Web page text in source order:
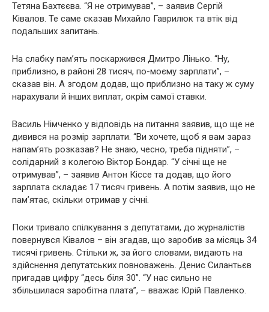
Тетяна Бахтєєва. “Я не отримував”, – заявив Сергій
Ківалов. Те саме сказав Михайло Гаврилюк та втік від
подальших запитань.
На слабку пам’ять поскаржився Дмитро Лінько. “Ну,
приблизно, в районі 28 тисяч, по-моєму зарплати”, –
сказав він. А згодом додав, що приблизно на таку ж суму
нарахували й інших виплат, окрім самої ставки.
Василь Німченко у відповідь на питання заявив, що ще не
дивився на розмір зарплати. “Ви хочете, щоб я вам зараз
напам’ять розказав? Не знаю, чесно, треба підняти”, –
солідарний з колегою Віктор Бондар. “У січні ще не
отримував”, – заявив Антон Кіссе та додав, що його
зарплата складає 17 тисяч гривень. А потім заявив, що не
пам’ятає, скільки отримав у січні.
Поки тривало спілкування з депутатами, до журналістів
повернувся Ківалов – він згадав, що заробив за місяць 34
тисячі гривень. Стільки ж, за його словами, видають на
здійснення депутатських повноважень. Денис Силантьєв
пригадав цифру “десь біля 30”. “У нас сильно не
збільшилася заробітна плата”, – вважає Юрій Павленко.